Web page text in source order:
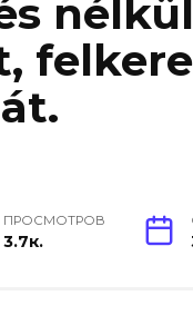
ПРОСМОТРОВ
3.7к.